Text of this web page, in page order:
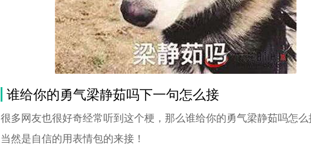
谁给你的勇气梁静茹吗下一句怎么接
很多网友也很好奇经常听到这个梗，那么谁给你的勇气梁静茹吗怎
当然是自信的用表情包的来接！